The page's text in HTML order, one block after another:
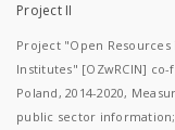
Project II
Project "Open
Institutes" [OZwRCIN]
Poland, 2014-2020,
public sector